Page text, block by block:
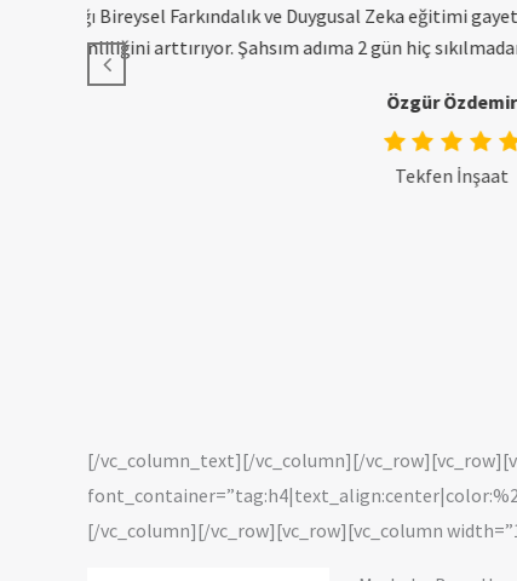
Banu hanımla yaptığımız görüşmeler
sonunda kendi gelişimimi
[/vc_column_text][/vc_column][/
[/vc_column][/vc_row][vc_row][vc_column